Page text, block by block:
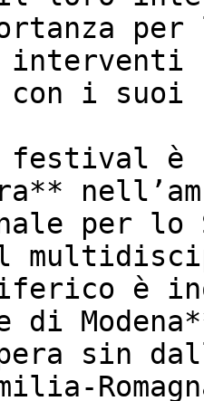
interventi
con i suoi
è
per
è
di
sin